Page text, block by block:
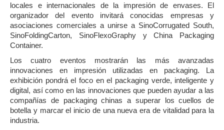
locales e internacionales de la impresión de envases. El
organizador del evento invitará conocidas empresas y
asociaciones comerciales a unirse a SinoCorrugated South,
SinoFoldingCarton, SinoFlexoGraphy y China Packaging
Container.
Los cuatro eventos mostrarán las más avanzadas
innovaciones en impresión utilizadas en packaging. La
exhibición pondrá el foco en el packaging verde, inteligente y
digital, así como en las innovaciones que pueden ayudar a las
compañías de packaging chinas a superar los cuellos de
botella y marcar el inicio de una nueva era de vitalidad para la
industria.